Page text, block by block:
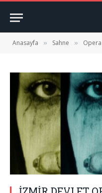
Anasayfa » Sahne »